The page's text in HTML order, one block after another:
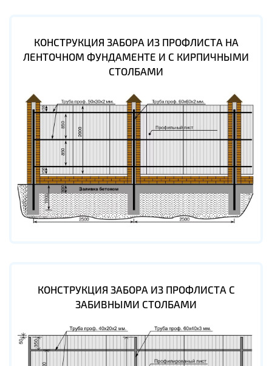
КОНСТРУКЦИЯ ЗАБОРА ИЗ ПРОФЛИСТА НА
ЛЕНТОЧНОМ ФУНДАМЕНТЕ И С КИРПИЧНЫМИ
СТОЛБАМИ
КОНСТРУКЦИЯ ЗАБОРА ИЗ ПРОФЛИСТА С
ЗАБИВНЫМИ СТОЛБАМИ